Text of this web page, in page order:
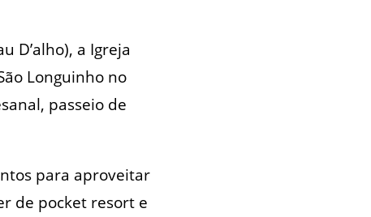
D’alho), a Igreja
Longuinho no
passeio de
para aproveitar
de pocket resort e